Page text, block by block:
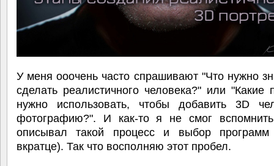
У меня ооочень часто спрашивают "Что нужно
сделать реалистичного человека?" или "Какие
нужно использовать, чтобы добавить 3D
фотографию?". И как-то я не смог
описывал такой процесс и выбор
вкратце). Так что восполняю этот пробел.